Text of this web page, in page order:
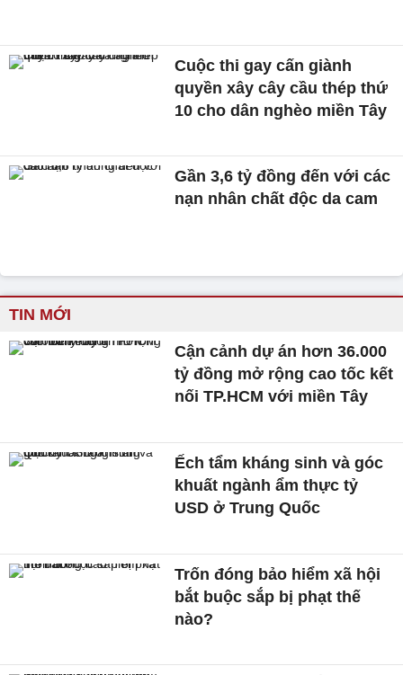
Cuộc thi gay cấn giành
quyền xây cây cầu thép thứ
10 cho dân nghèo miền Tây
Gần 3,6 tỷ đồng đến với các
nạn nhân chất độc da cam
TIN MỚI
Cận cảnh dự án hơn 36.000
tỷ đồng mở rộng cao tốc kết
nối TP.HCM với miền Tây
Ếch tẩm kháng sinh và góc
khuất ngành ẩm thực tỷ
USD ở Trung Quốc
Trốn đóng bảo hiểm xã hội
bắt buộc sắp bị phạt thế
nào?